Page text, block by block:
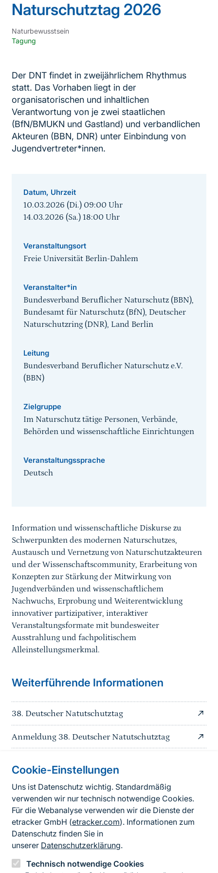
Cookie-Einstellungen
Uns ist Datenschutz wichtig. Standardmäßig
verwenden wir nur technisch notwendige Cookies.
Für die Webanalyse verwenden wir die Dienste der
etracker GmbH (etracker.com). Informationen zum
Datenschutz finden Sie in
unserer Datenschutzerklärung.
Technisch notwendige Cookies
Naturschutztag 2026
Naturbewusstsein
Tagung
Der DNT findet in zweijährlichem Rhythmus
statt. Das Vorhaben liegt in der
organisatorischen und inhaltlichen
Verantwortung von je zwei staatlichen
(BfN/BMUKN und Gastland) und verbandlichen
Akteuren (BBN, DNR) unter Einbindung von
Jugendvertreter*innen.
Datum, Uhrzeit
10.03.2026 (Di.) 09:00 Uhr
14.03.2026 (Sa.) 18:00 Uhr
Veranstaltungsort
Freie Universität Berlin-Dahlem
Veranstalter*in
Bundesverband Beruflicher Naturschutz (BBN),
Bundesamt für Naturschutz (BfN), Deutscher
Naturschutzring (DNR), Land Berlin
Leitung
Bundesverband Beruflicher Naturschutz e.V.
(BBN)
Zielgruppe
Im Naturschutz tätige Personen, Verbände,
Behörden und wissenschaftliche Einrichtungen
Veranstaltungssprache
Deutsch
Information und wissenschaftliche Diskurse zu
Schwerpunkten des modernen Naturschutzes,
Austausch und Vernetzung von Naturschutzakteuren
und der Wissenschaftscommunity, Erarbeitung von
Konzepten zur Stärkung der Mitwirkung von
Jugendverbänden und wissenschaftlichem
Nachwuchs, Erprobung und Weiterentwicklung
innovativer partizipativer, interaktiver
Veranstaltungsformate mit bundesweiter
Ausstrahlung und fachpolitischem
Alleinstellungsmerkmal.
Weiterführende Informationen
38. Deutscher Natutschutztag
Anmeldung 38. Deutscher Natutschutztag
Informationen zur Seite
FußzeileKontakt zum BfN
Kontaktformular
Erklärung zur Barrierefreiheit
Impressum